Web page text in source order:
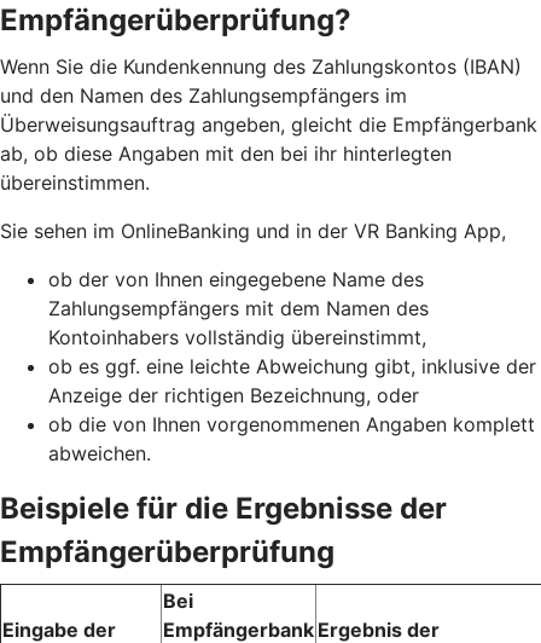
Empfängerüberprüfung?
Wenn Sie die Kundenkennung des Zahlungskontos (IBAN)
und den Namen des Zahlungsempfängers im
Überweisungsauftrag angeben, gleicht die Empfängerbank
ab, ob diese Angaben mit den bei ihr hinterlegten
übereinstimmen.
Sie sehen im OnlineBanking und in der VR Banking App,
ob der von Ihnen eingegebene Name des
Zahlungsempfängers mit dem Namen des
Kontoinhabers vollständig übereinstimmt,
ob es ggf. eine leichte Abweichung gibt, inklusive der
Anzeige der richtigen Bezeichnung, oder
ob die von Ihnen vorgenommenen Angaben komplett
abweichen.
Beispiele für die Ergebnisse der
Empfängerüberprüfung
Eingabe der
Bei
Empfängerbank Ergebnis der